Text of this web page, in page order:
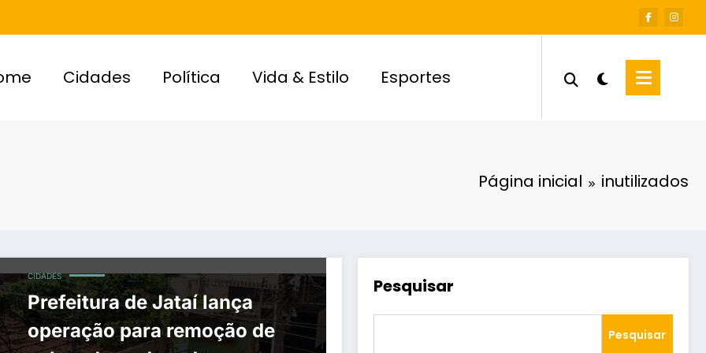
Cidades Política Vida & Estilo Esportes
Página inicial inutilizados
CIDADES
Prefeitura de Jataí lança
operação para remoção de
Pesquisar
Pesquisar